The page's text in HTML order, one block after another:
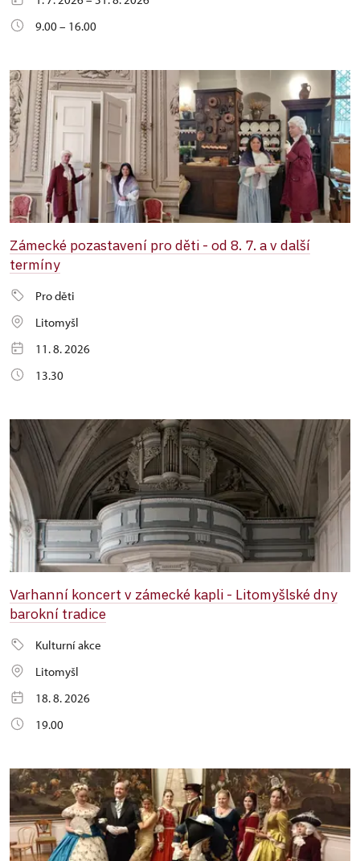
9.00 – 16.00
Zámecké pozastavení pro děti - od 8. 7. a v další
termíny
Pro děti
Litomyšl
11. 8. 2026
13.30
Varhanní koncert v zámecké kapli - Litomyšlské dny
barokní tradice
Kulturní akce
Litomyšl
18. 8. 2026
19.00